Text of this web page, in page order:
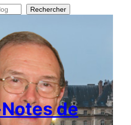
Rechercher
de